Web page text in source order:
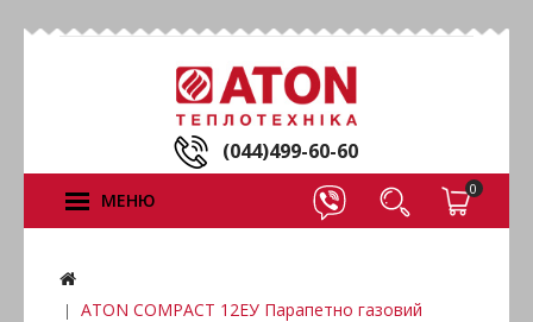
(044)499-60-60
0
МЕНЮ
ATON COMPACT 12ЕУ Парапетно газовий